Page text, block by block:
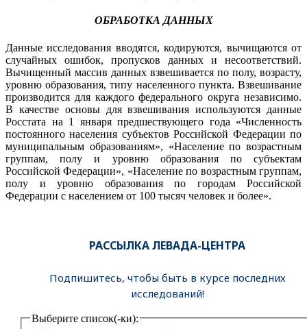
ОБРАБОТКА ДАННЫХ
Данные исследования вводятся, кодируются, вычищаются от
случайных ошибок, пропусков данных и несоответствий.
Вычищенный массив данных взвешивается по полу, возрасту,
уровню образования, типу населенного пункта. Взвешивание
производится для каждого федерального округа независимо.
В качестве основы для взвешивания используются данные
Росстата на 1 января предшествующего года «Численность
постоянного населения субъектов Российской Федерации по
муниципальным образованиям», «Население по возрастным
группам, полу и уровню образования по субъектам
Российской Федерации», «Население по возрастным группам,
полу и уровню образования по городам Российской
Федерации с населением от 100 тысяч человек и более».
РАССЫЛКА ЛЕВАДА-ЦЕНТРА
Подпишитесь, чтобы быть в курсе последних
исследований!
Выберите список(-ки):